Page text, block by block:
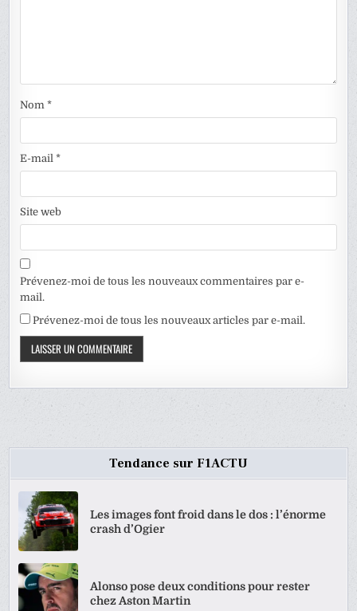
Nom*
E-mail*
Site web
Prévenez-moi de tous les nouveaux commentaires par e-
mail.
Prévenez-moi de tous les nouveaux articles par e-mail.
Tendance sur F1ACTU
Les images font froid dans le dos : l’énorme
crash d’Ogier
Alonso pose deux conditions pour rester
chez Aston Martin